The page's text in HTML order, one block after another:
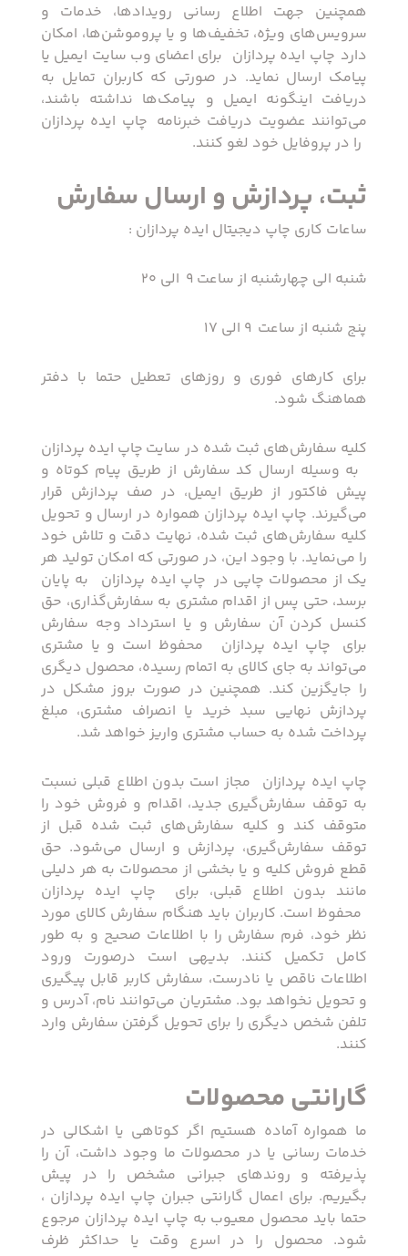
همچنین جهت اطلاع رسانی رویدادها، خدمات و
سرویس‌های ویژه، تخفیف‌ها و یا پروموشن‌ها، امکان
دارد ‏ چاپ ایده پردازان ‏ برای اعضای وب سایت ایمیل یا
پیامک ارسال نماید. در صورتی که کاربران تمایل به
دریافت اینگونه ایمیل و پیامک‌ها نداشته باشند،
می‌توانند عضویت دریافت خبرنامه ‏ چاپ ایده پردازان
‏ را در پروفایل خود لغو کنند.
ثبت، پردازش و ارسال سفارش
ساعات کاری چاپ دیجیتال ایده پردازان :
شنبه الی چهارشنبه از ساعت 9 الی 20
پنج شنبه از ساعت 9 الی 17
برای کارهای فوری و روزهای تعطیل حتما با دفتر
هماهنگ شود.
کلیه سفارش‌‏های ثبت شده در سایت‏ چاپ ایده پردازان
‏ به وسیله ارسال کد سفارش از طریق پیام کوتاه و
پیش فاکتور از طریق ایمیل، در صف پردازش قرار
می‏‌گیرند. چاپ ایده پردازان همواره در ارسال و تحویل
کلیه سفارش‌‏های ثبت شده، نهایت دقت و تلاش خود
را می‏‌نماید. با وجود این، در صورتی که امکان تولید هر
یک از محصولات چاپی در ‏ چاپ ایده پردازان ‏ به پایان
برسد، حتی پس از اقدام مشتری به سفارش‌‏گذاری، حق
کنسل کردن آن سفارش و یا استرداد وجه سفارش
برای ‏ چاپ ایده پردازان ‏ محفوظ است و یا مشتری
می‏‌تواند به جای کالای به اتمام رسیده، محصول دیگری
را جایگزین کند. همچنین در صورت بروز مشکل در
پردازش نهایی سبد خرید یا انصراف مشتری، مبلغ
پرداخت شده به حساب مشتری واریز خواهد شد.
‏چاپ ایده پردازان ‏ مجاز است بدون اطلاع قبلی نسبت
به توقف سفارش‌‏گیری جدید، اقدام و فروش خود را
متوقف کند و کلیه سفارش‌‏های ثبت شده قبل از
توقف سفارش‌‏گیری، پردازش و ارسال می‌‏شود. حق
قطع فروش کلیه و یا بخشی از محصولات به هر دلیلی
مانند بدون اطلاع قبلی، برای ‏ چاپ ایده پردازان
‏ محفوظ است. کاربران باید هنگام سفارش کالای مورد
نظر خود، فرم سفارش را با اطلاعات صحیح و به طور
کامل تکمیل کنند. بدیهی است درصورت ورود
اطلاعات ناقص یا نادرست، سفارش کاربر قابل پیگیری
و تحویل نخواهد بود. مشتریان می‌توانند نام، آدرس و
تلفن شخص دیگری را برای تحویل گرفتن سفارش وارد
کنند.
گارانتی محصولات
ما همواره آماده هستیم اگر کوتاهی یا اشکالی‌ در
خدمات رسانی یا در محصولات ما وجود داشت، آن را
پذیرفته و روندهای جبرانی مشخص را در پیش
بگیریم. برای اعمال گارانتی جبران چاپ ایده پردازان ،
حتما باید محصول معیوب به چاپ ایده پردازان مرجوع
شود. محصول را در اسرع وقت یا حداکثر ظرف